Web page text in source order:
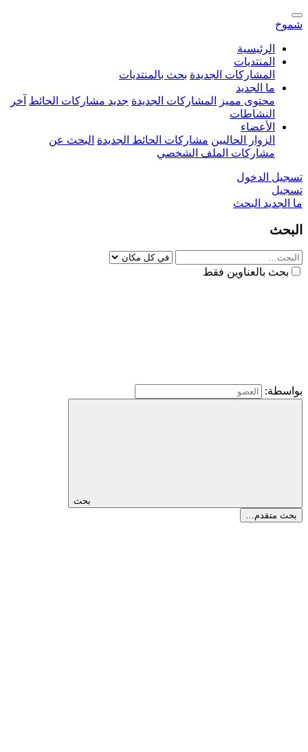
شموخ
الرئيسية
المنتديات
المشاركات الجديدة بحث بالمنتديات
ما الجديد
محتوى مميز
المشاركات الجديدة جديد مشاركات الحائط آخر
النشاطات
الأعضاء
الزوار الحاليين مشاركات الحائط الجديدة البحث عن
مشاركات الملف الشخصي
تسجيل الدخول
تسجيل
ما الجديد البحث
البحث
بحث بالعناوين فقط
بواسطة:
بحث
بحث متقدم…